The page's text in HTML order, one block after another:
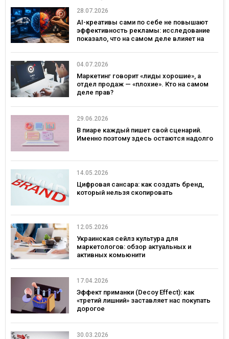
28.07.2026
AI-креативы сами по себе не повышают
эффективность рекламы: исследование
показало, что на самом деле влияет на
04.07.2026
Маркетинг говорит «лиды хорошие», а
отдел продаж — «плохие». Кто на самом
деле прав?
29.06.2026
В пиаре каждый пишет свой сценарий.
Именно поэтому здесь остаются надолго
14.05.2026
Цифровая сансара: как создать бренд,
который нельзя скопировать
12.05.2026
Украинская сейлз культура для
маркетологов: обзор актуальных и
активных комьюнити
17.04.2026
Эффект приманки (Decoy Effect): как
«третий лишний» заставляет нас покупать
дорогое
30.03.2026